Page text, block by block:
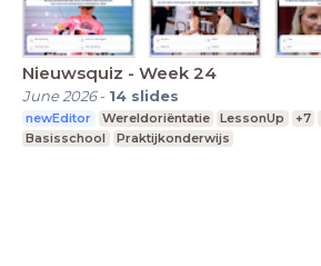
Nieuwsquiz - Week 24
June 2026- 14 slides
newEditor Wereldoriëntatie LessonUp +7
Basisschool
Praktijkonderwijs